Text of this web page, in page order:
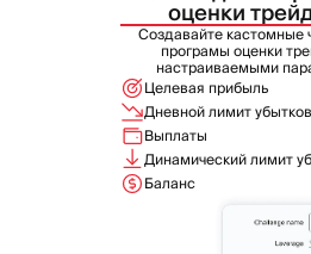
оценки
Создавайте кастомные
програмы оценки
настраиваемыми
Целевая прибыль
Дневной лимит убытков
Выплаты
Динамический лимит
Баланс